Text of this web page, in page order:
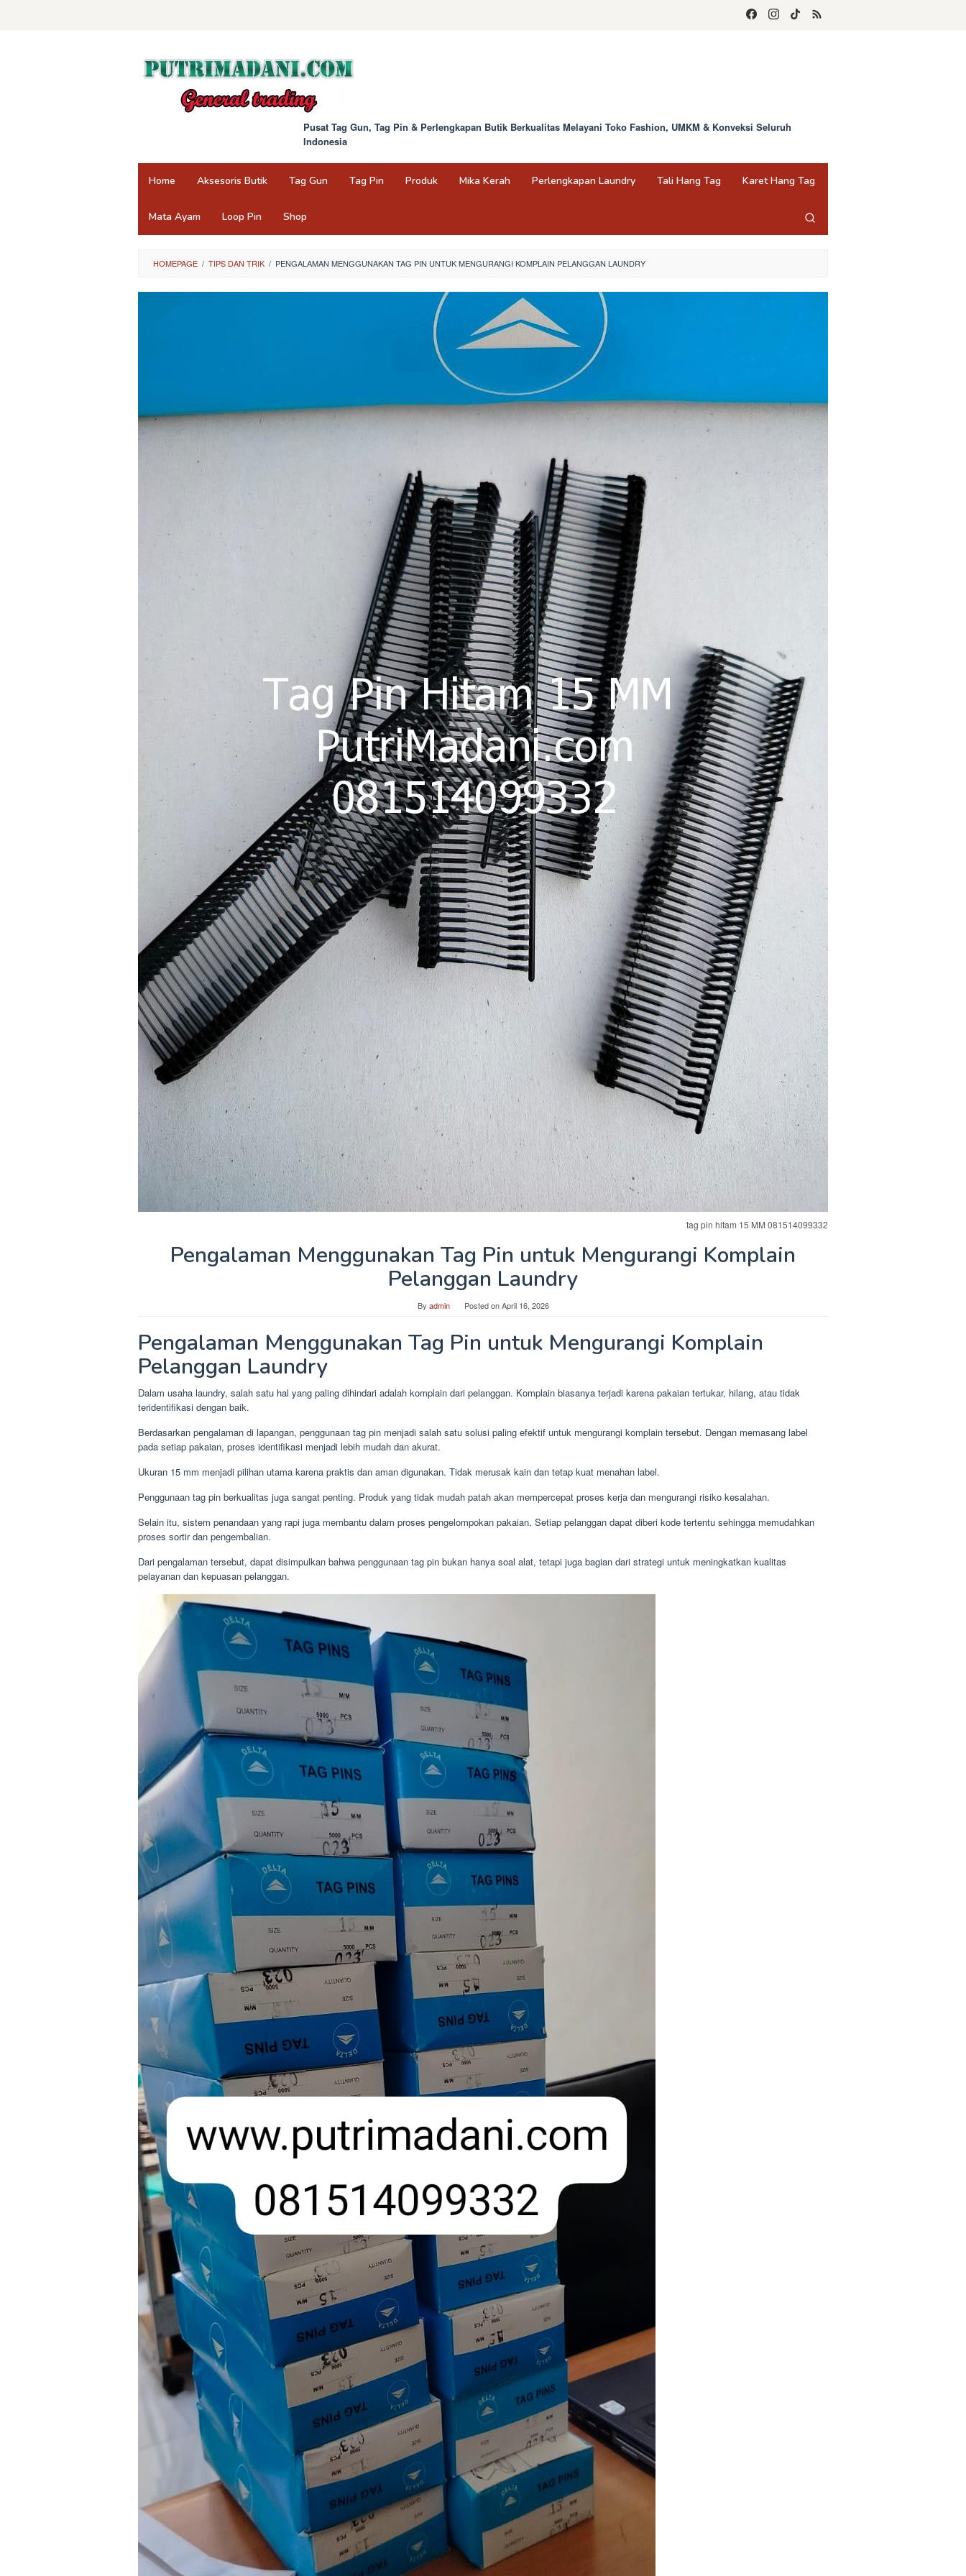
Pusat Tag Gun, Tag Pin & Perlengkapan Butik Berkualitas Melayani Toko Fashion, UMKM & Konveksi Seluruh
Indonesia
Home Aksesoris Butik Tag Gun Tag Pin Produk Mika Kerah Perlengkapan Laundry Tali Hang Tag Karet Hang Tag
Mata Ayam Loop Pin Shop
HOMEPAGE / TIPS DAN TRIK / PENGALAMAN MENGGUNAKAN TAG PIN UNTUK MENGURANGI KOMPLAIN PELANGGAN LAUNDRY
tag pin hitam 15 MM 081514099332
Pengalaman Menggunakan Tag Pin untuk Mengurangi Komplain
Pelanggan Laundry
By admin Posted onApril 16, 2026
Pengalaman Menggunakan Tag Pin untuk Mengurangi Komplain
Pelanggan Laundry
Dalam usaha laundry, salah satu hal yang paling dihindari adalah komplain dari pelanggan. Komplain biasanya terjadi karena pakaian tertukar, hilang, atau tidak
teridentifikasi dengan baik.
Berdasarkan pengalaman di lapangan, penggunaan tag pin menjadi salah satu solusi paling efektif untuk mengurangi komplain tersebut. Dengan memasang label
pada setiap pakaian, proses identifikasi menjadi lebih mudah dan akurat.
Ukuran 15 mm menjadi pilihan utama karena praktis dan aman digunakan. Tidak merusak kain dan tetap kuat menahan label.
Penggunaan tag pin berkualitas juga sangat penting. Produk yang tidak mudah patah akan mempercepat proses kerja dan mengurangi risiko kesalahan.
Selain itu, sistem penandaan yang rapi juga membantu dalam proses pengelompokan pakaian. Setiap pelanggan dapat diberi kode tertentu sehingga memudahkan
proses sortir dan pengembalian.
Dari pengalaman tersebut, dapat disimpulkan bahwa penggunaan tag pin bukan hanya soal alat, tetapi juga bagian dari strategi untuk meningkatkan kualitas
pelayanan dan kepuasan pelanggan.